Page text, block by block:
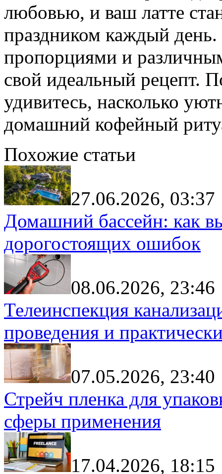
любовью, и ваш латте
праздником каждый
пропорциями и
свой идеальный рецепт.
удивитесь, насколько
домашний кофейный
Похожие статьи
27.06.2026, 03:37
Домашний бассейн: как
дорогостоящих ошибок
08.06.2026, 23:46
Телеинспекция
проведения и
07.05.2026, 23:40
Стрейч пленка для
сферы применения
17.04.2026, 18:15